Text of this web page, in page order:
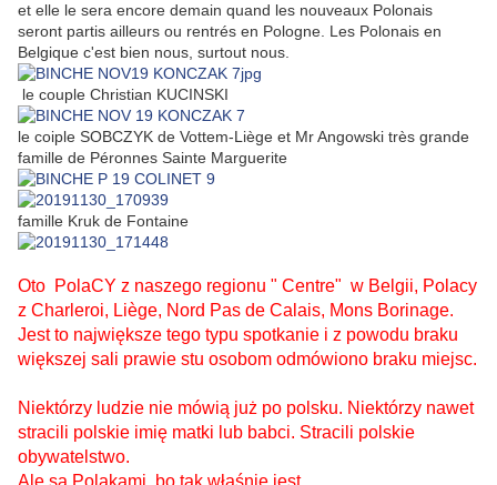
et elle le sera encore demain quand les nouveaux Polonais
seront partis ailleurs ou rentrés en Pologne. Les Polonais en
Belgique c'est bien nous, surtout nous.
le couple Christian KUCINSKI
le coiple SOBCZYK de Vottem-Liège et Mr Angowski très grande
famille de Péronnes Sainte Marguerite
famille Kruk de Fontaine
Oto PolaCY z naszego regionu " Centre" w Belgii, Polacy
z Charleroi, Liège, Nord Pas de Calais, Mons Borinage.
Jest to największe tego typu spotkanie i z powodu braku
większej sali prawie stu osobom odmówiono braku miejsc.
Niektórzy ludzie nie mówią już po polsku. Niektórzy nawet
stracili polskie imię matki lub babci. Stracili polskie
obywatelstwo.